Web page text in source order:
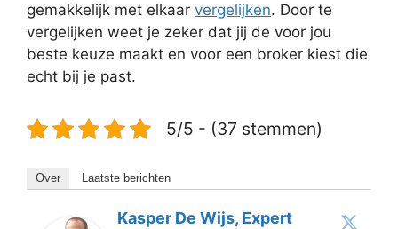
gemakkelijk met elkaar vergelijken. Door te
vergelijken weet je zeker dat jij de voor jou
beste keuze maakt en voor een broker kiest die
echt bij je past.
5/5 - (37 stemmen)
Over Laatste berichten
Kasper De Wijs, Expert